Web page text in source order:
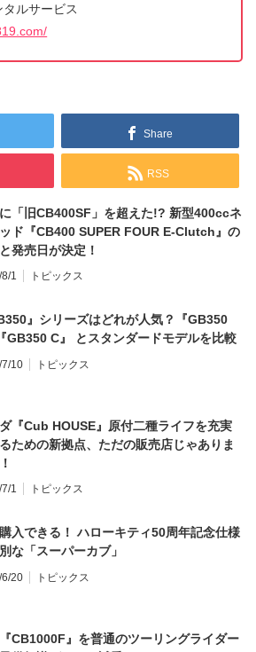
ルサービス
Share
RSS
「旧CB400SF」を超えた!? 新型400ccネ
ド『CB400 SUPER FOUR E-Clutch』の
発売日が決定！
1 トピックス
』シリーズはどれが人気？『GB350
GB350 C』 とスタンダードモデルを比較
10 トピックス
『Cub HOUSE』原付二種ライフを充実
ための新拠点、ただの販売店じゃありま
1 トピックス
入できる！ ハローキティ50周年記念仕様
な「スーパーカブ」
20 トピックス
CB1000F』を普通のツーリングライダー